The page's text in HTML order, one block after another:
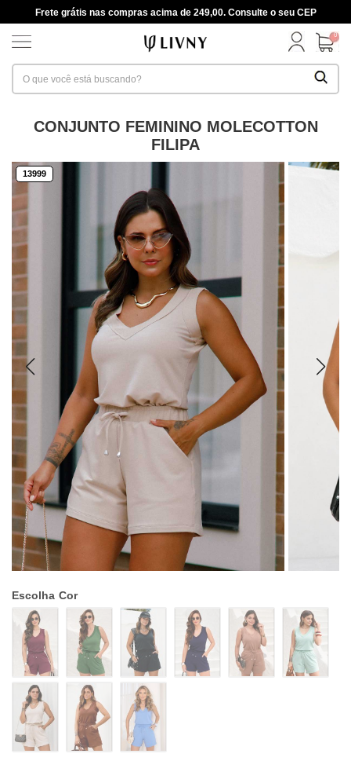
Frete grátis nas compras acima de 249,00. Consulte o seu CEP
0
CONJUNTO FEMININO MOLECOTTON
FILIPA
13999
Escolha Cor